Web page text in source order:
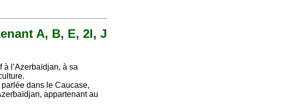
A, B, E, 2I, J
à l’Azerbaïdjan, à sa
dans le Caucase,
appartenant au